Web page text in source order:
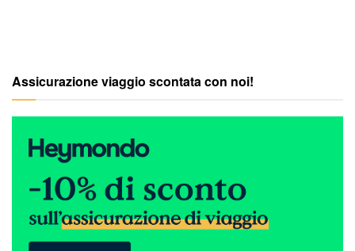
Assicurazione viaggio scontata con noi!